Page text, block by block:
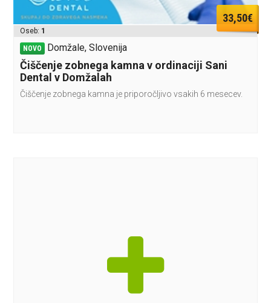
33,50€
Oseb: 1
NOVO Domžale, Slovenija
Čiščenje zobnega kamna v ordinaciji Sani
Dental v Domžalah
Čiščenje zobnega kamna je priporočljivo vsakih 6 mesecev.